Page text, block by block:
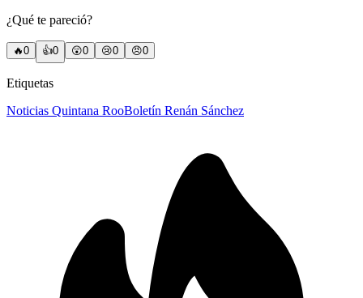
¿Qué te pareció?
🔥0 👍0 😲0 😢0 😠0
Etiquetas
Noticias Quintana RooBoletín Renán Sánchez